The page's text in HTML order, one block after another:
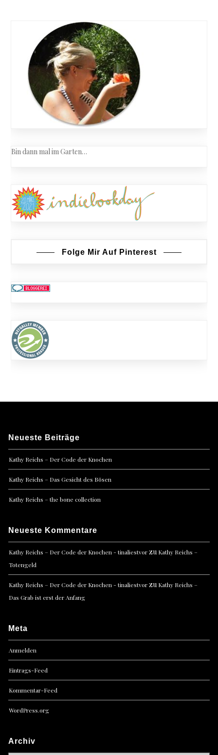
navigation
Bin dann mal im Garten…
Folge Mir Auf Pinterest
Neueste Beiträge
Kathy Reichs – Der Code der Knochen
Kathy Reichs – Das Gesicht des Bösen
Kathy Reichs – the bone collection
Neueste Kommentare
Kathy Reichs – Der Code der Knochen - tinaliestvorzu Kathy Reichs –
Totengeld
Kathy Reichs – Der Code der Knochen - tinaliestvorzu Kathy Reichs –
Das Grab ist erst der Anfang
Meta
Anmelden
Eintrags-Feed
Kommentar-Feed
WordPress.org
Archiv